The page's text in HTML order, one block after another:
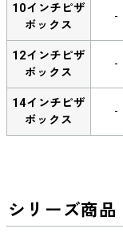
10インチピザ
ボックス
-
12インチピザ
ボックス
-
14インチピザ
ボックス
-
シリーズ商品